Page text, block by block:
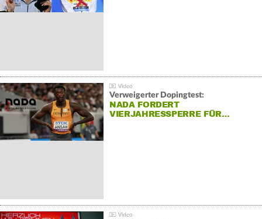
Verweigerter Dopingtest:
NADA FORDERT
VIERJAHRESSPERRE FÜR…